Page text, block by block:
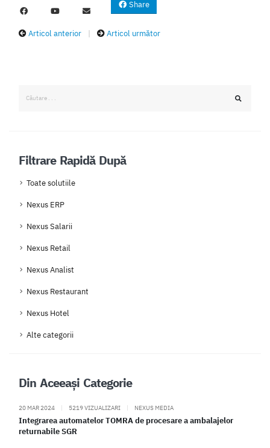
Share
Articol anterior | Articol următor
Filtrare Rapidă După
Toate solutiile
Nexus ERP
Nexus Salarii
Nexus Retail
Nexus Analist
Nexus Restaurant
Nexus Hotel
Alte categorii
Din Aceeași Categorie
20 MAR 2024 | 5219 VIZUALIZARI | NEXUS MEDIA
Integrarea automatelor TOMRA de procesare a ambalajelor
returnabile SGR